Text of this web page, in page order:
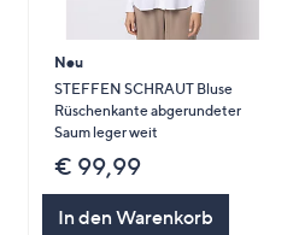
Neu
STEFFEN SCHRAUT Bluse
Rüschenkante abgerundeter
Saum leger weit
€ 99,99
In den Warenkorb